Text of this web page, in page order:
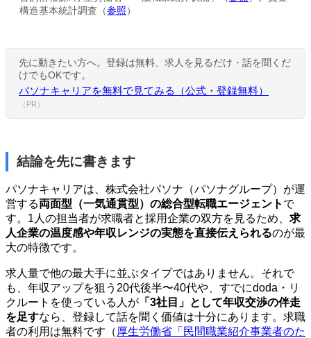
構造基本統計調査（参照）
先に動きたい方へ。登録は無料、求人を見るだけ・話を聞くだ
けでもOKです。
パソナキャリアを無料で見てみる（公式・登録無料）
（PR）
結論を先に書きます
パソナキャリアは、株式会社パソナ（パソナグループ）が運
営する両面型（一気通貫型）の総合型転職エージェント で
す。1人の担当者が求職者と採用企業の双方を見るため、 求
人企業の温度感や年収レンジの実態を直接伝えられるのが最
大の特徴です。
求人量で他の最大手に並ぶタイプではありません。それで
も、年収アップを狙う20代後半〜40代や、すでにdoda・リ
クルートを使っている人が 「3社目」として年収交渉の伴走
を足すなら、登録して話を聞く価値は十分にあります。求職
者の利用は無料です（ 厚生労働省「民間職業紹介事業者のた